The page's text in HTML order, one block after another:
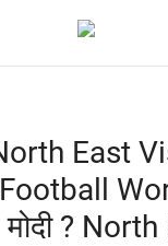
East
मोदी ?